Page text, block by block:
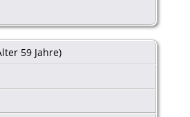
59 Jahre)